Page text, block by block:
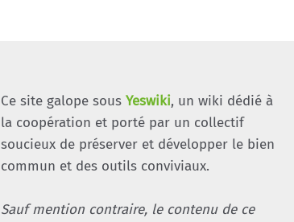
Ce site galope sous Yeswiki, un wiki dédié à
la coopération et porté par un collectif
soucieux de préserver et développer le bien
commun et des outils conviviaux.
Sauf mention contraire, le contenu de ce